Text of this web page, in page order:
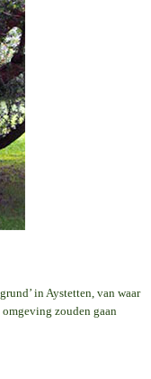
in Aystetten, van waar
zouden gaan